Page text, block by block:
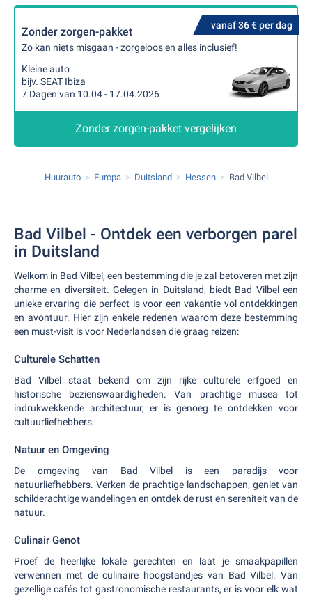
vanaf 36 € per dag
Zonder zorgen-pakket
Zo kan niets misgaan - zorgeloos en alles inclusief!
Kleine auto
bijv. SEAT Ibiza
7 Dagen van 10.04 - 17.04.2026
Zonder zorgen-pakket vergelijken
Huurauto Europa Duitsland Hessen Bad Vilbel
Bad Vilbel - Ontdek een verborgen parel
in Duitsland
Welkom in Bad Vilbel, een bestemming die je zal betoveren met zijn
charme en diversiteit. Gelegen in Duitsland, biedt Bad Vilbel een
unieke ervaring die perfect is voor een vakantie vol ontdekkingen
en avontuur. Hier zijn enkele redenen waarom deze bestemming
een must-visit is voor Nederlandsen die graag reizen:
Culturele Schatten
Bad Vilbel staat bekend om zijn rijke culturele erfgoed en
historische bezienswaardigheden. Van prachtige musea tot
indrukwekkende architectuur, er is genoeg te ontdekken voor
cultuurliefhebbers.
Natuur en Omgeving
De omgeving van Bad Vilbel is een paradijs voor
natuurliefhebbers. Verken de prachtige landschappen, geniet van
schilderachtige wandelingen en ontdek de rust en sereniteit van de
natuur.
Culinair Genot
Proef de heerlijke lokale gerechten en laat je smaakpapillen
verwennen met de culinaire hoogstandjes van Bad Vilbel. Van
gezellige cafés tot gastronomische restaurants, er is voor elk wat